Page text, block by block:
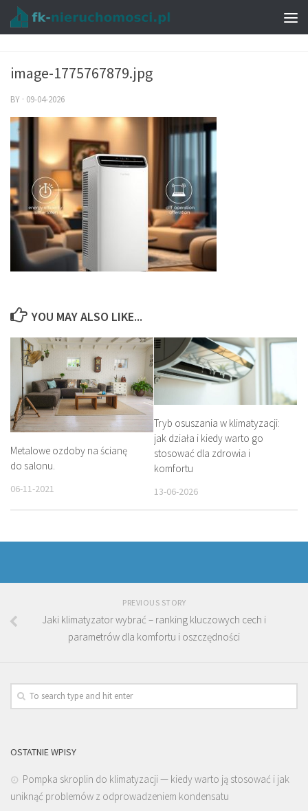
image-1775767879.jpg
BY · 09-04-2026
YOU MAY ALSO LIKE...
Metalowe ozdoby na ścianę
do salonu.
06-11-2021
Tryb osuszania w klimatyzacji:
jak działa i kiedy warto go
stosować dla zdrowia i
komfortu
13-06-2026
PREVIOUS STORY
Jaki klimatyzator wybrać – ranking kluczowych cech i
parametrów dla komfortu i oszczędności
OSTATNIE WPISY
Pompka skroplin do klimatyzacji — kiedy warto ją stosować i jak
uniknąć problemów z odprowadzeniem kondensatu